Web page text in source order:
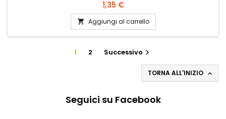
Prezzo
1,35 €
 Aggiungi al carrello
1 2 Successivo 
TORNA ALL'INIZIO 
Seguici su Facebook